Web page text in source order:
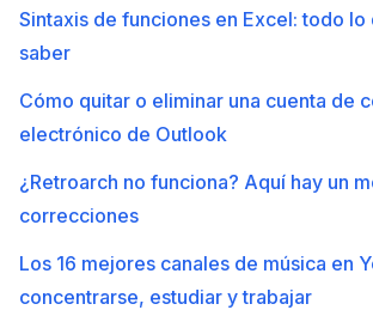
Sintaxis de funciones en Excel: todo lo
saber
Cómo quitar o eliminar una cuenta de
electrónico de Outlook
¿Retroarch no funciona? Aquí hay un
correcciones
Los 16 mejores canales de música en
concentrarse, estudiar y trabajar